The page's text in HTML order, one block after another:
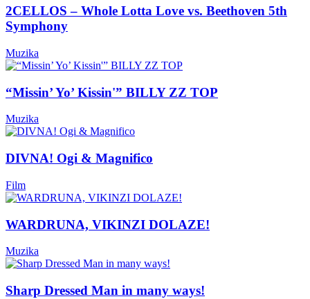
2CELLOS – Whole Lotta Love vs. Beethoven 5th
Symphony
Muzika
“Missin’ Yo’ Kissin'” BILLY ZZ TOP
Muzika
DIVNA! Ogi & Magnifico
Film
WARDRUNA, VIKINZI DOLAZE!
Muzika
Sharp Dressed Man in many ways!